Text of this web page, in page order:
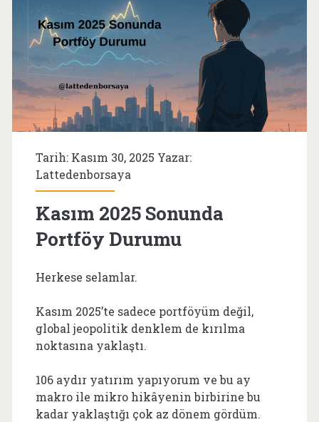
Tarih: Kasım 30, 2025 Yazar:
Lattedenborsaya
Kasım 2025 Sonunda
Portföy Durumu
Herkese selamlar.
Kasım 2025’te sadece portföyüm değil,
global jeopolitik denklem de kırılma
noktasına yaklaştı.
106 aydır yatırım yapıyorum ve bu ay
makro ile mikro hikâyenin birbirine bu
kadar yaklaştığı çok az dönem gördüm.